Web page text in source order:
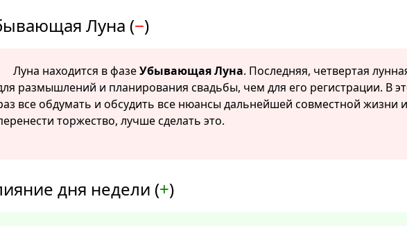
Луна (−)
Луна находится в фазеУбывающая Луна. Последняя, четвертая
размышлений и планирования свадьбы, чем для его регистрации. В
все обдумать и обсудить все нюансы дальнейшей совместной жизни
торжество, лучше сделать это.
дня недели (+)